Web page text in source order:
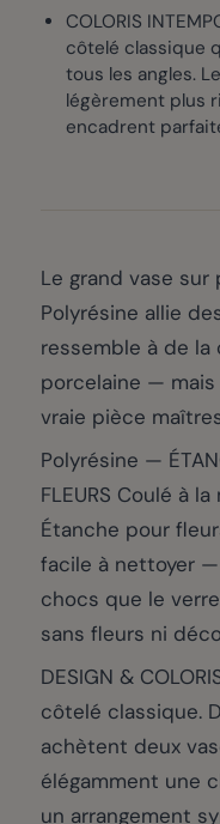
COLORIS
côtelé classique
tous les angles.
légèrement plus
encadrent
Le grand vase sur
Polyrésine allie
ressemble à de la
porcelaine — mais
vraie pièce
Polyrésine —
FLEURS Coulé à
Étanche pour
facile à nettoyer
chocs que le
sans fleurs ni
DESIGN &
côtelé classique.
achètent deux
élégamment une
un arrangement